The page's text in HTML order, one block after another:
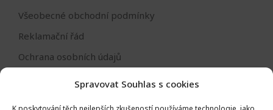
Spravovat Souhlas s cookies
Všeobecné obchodní podmínky
Reklamační řád
Ochrana osobních údajů